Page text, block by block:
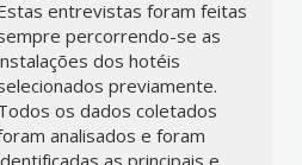
entrevistas foram feitas
percorrendo-se as
dos hotéis
previamente.
os dados coletados
analisados e foram